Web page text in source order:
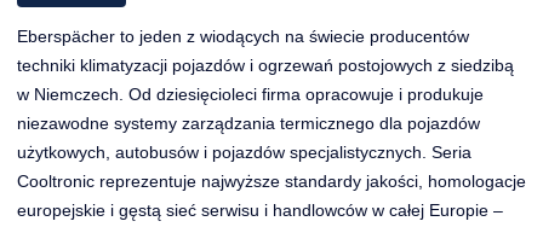
Eberspächer to jeden z wiodących na świecie producentów
techniki klimatyzacji pojazdów i ogrzewań postojowych z siedzibą
w Niemczech. Od dziesięcioleci firma opracowuje i produkuje
niezawodne systemy zarządzania termicznego dla pojazdów
użytkowych, autobusów i pojazdów specjalistycznych. Seria
Cooltronic reprezentuje najwyższe standardy jakości, homologacje
europejskie i gęstą sieć serwisu i handlowców w całej Europie –